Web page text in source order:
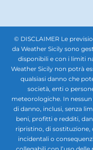
© DISCLAIMER Le
da Weather Sicily sono
disponibili e con i limiti
Weather Sicily non potrà
qualsiasi danno che
società, enti o
meteorologiche. In
di danno, inclusi, senza
beni, profitti e redditi,
ripristino, di
incidentali o